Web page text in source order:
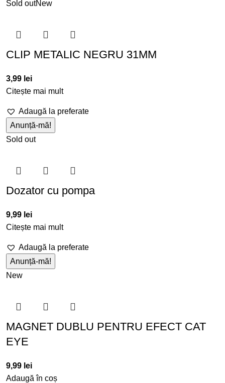
Sold outNew
CLIP METALIC NEGRU 31MM
3,99 lei
Citește mai mult
Adaugă la preferate
Sold out
Dozator cu pompa
9,99 lei
Citește mai mult
Adaugă la preferate
New
MAGNET DUBLU PENTRU EFECT CAT
EYE
9,99 lei
Adaugă în coș